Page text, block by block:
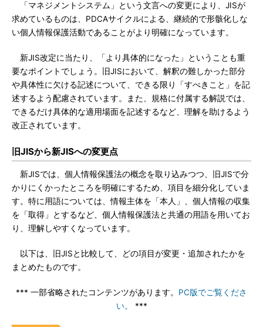
「マネジメントシステム」という文言への変更により、JISが
求めているものは、PDCAサイクルによる、継続的で形骸化しな
い個人情報保護活動であることがより明確になっています。
新JIS改定に当たり、「より具体的になった」ということも重
要なポイントでしょう。旧JISにおいて、解釈の難しかった部分
や具体性に欠ける記述について、できる限り「すべきこと」を記
述するよう配慮されています。また、規格に付属する解説では、
できるだけ具体的な適用場面を記述するなど、理解を助けるよう
改正されています。
旧JISから新JISへの変更点
新JISでは、個人情報保護法の概念を取り込みつつ、旧JISで分
かりにくかったところを明確にするため、項目を細分化していま
す。特に用語については、情報主体を「本人」、個人情報の収集
を「取得」とするなど、個人情報保護法と共通の用語を用いてお
り、理解しやすくなっています。
以下は、旧JISと比較して、どの項目が変更・追加されたかを
まとめたものです。
*** 一部省略されたコンテンツがあります。 PC版でご覧くださ
い。
***